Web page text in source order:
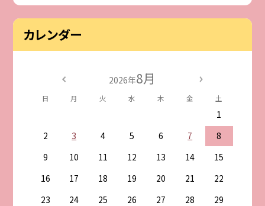
カレンダー
2026年8月
日 月 火 水 木 金 土
1
2
3 4 5 6 7
8
9
10 11 12 13 14
15
16
17 18 19 20 21
22
23
24 25 26 27 28
29